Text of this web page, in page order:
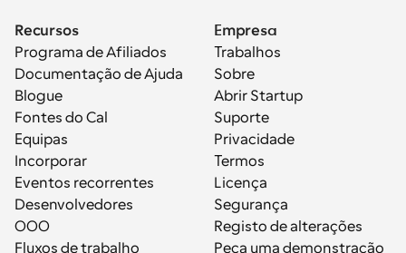
Recursos
Programa de Afiliados
Documentação de Ajuda
Blogue
Fontes do Cal
Equipas
Incorporar
Eventos recorrentes
Desenvolvedores
OOO
Fluxos de trabalho
Empresa
Trabalhos
Sobre
Abrir Startup
Suporte
Privacidade
Termos
Licença
Segurança
Registo de alterações
Peça uma demonstração